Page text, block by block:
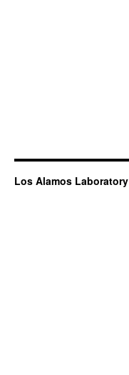
Los Alamos Laboratory